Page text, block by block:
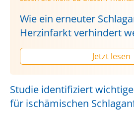
Wie ein erneuter
Herzinfarkt verhindert
Jetzt lesen
Studie identifiziert
für ischämischen